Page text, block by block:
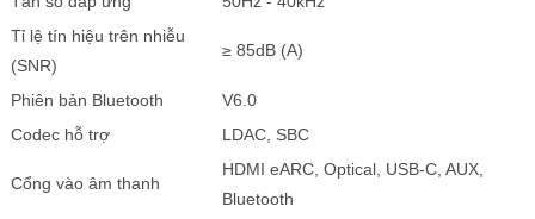
Tỉ lệ tín hiệu trên nhiễu
(SNR)
≥ 85dB (A)
Phiên bản Bluetooth
V6.0
Codec hỗ trợ
LDAC, SBC
Cổng vào âm thanh
HDMI eARC, Optical, USB-C, AUX,
Bluetooth